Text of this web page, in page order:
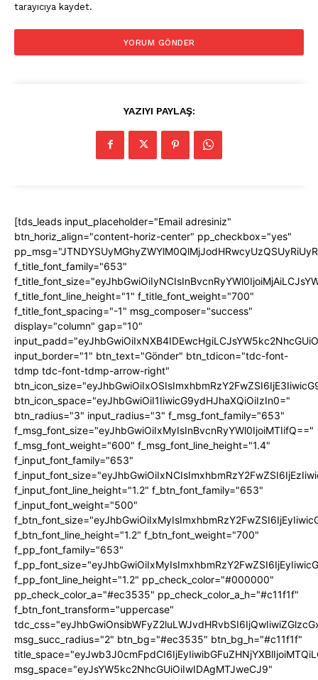
tarayıcıya kaydet.
YAZIYI PAYLAŞ:
[tds_leads input_placeholder="Email adresiniz"
btn_horiz_align="content-horiz-center" pp_checkbox="yes"
f_title_font_family="653"
f_title_font_line_height="1" f_title_font_weight="700"
f_title_font_spacing="-1" msg_composer="success"
display="column" gap="10"
input_border="1" btn_text="Gönder" btn_tdicon="tdc-font-
tdmp tdc-font-tdmp-arrow-right"
btn_icon_space="eyJhbGwiOiI1IiwicG9ydHJhaXQiOiIzIn0="
btn_radius="3" input_radius="3" f_msg_font_family="653"
f_msg_font_size="eyJhbGwiOiIxMyIsInBvcnRyYWl0IjoiMTIifQ=="
f_msg_font_weight="600" f_msg_font_line_height="1.4"
f_input_font_family="653"
f_input_font_line_height="1.2" f_btn_font_family="653"
f_input_font_weight="500"
f_btn_font_line_height="1.2" f_btn_font_weight="700"
f_pp_font_family="653"
f_pp_font_line_height="1.2" pp_check_color="#000000"
pp_check_color_a="#ec3535" pp_check_color_a_h="#c11f1f"
f_btn_font_transform="uppercase"
msg_succ_radius="2" btn_bg="#ec3535" btn_bg_h="#c11f1f"
msg_space="eyJsYW5kc2NhcGUiOiIwIDAgMTJweCJ9"